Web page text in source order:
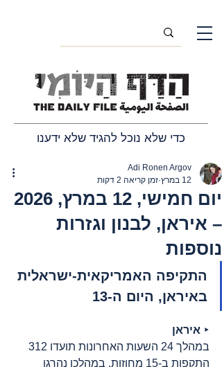
כדי שלא נוכל להגיד שלא ידענו
יום חמישי, 12 במרץ, 2026
– איראן, לבנון וגזרות
נוספות
Adi Ronen Argov
12 במרץ
זמן קריאה 2 דקות
התקיפה האמריקאית-ישראלית
באיראן, היום ה-13
‣ איראן
התקפות ב-15 מחוזות, במהלכן נהרגו